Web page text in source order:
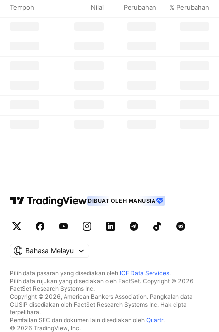
Tempoh Nilai Perubahan % Perubahan
DIBUAT OLEH MANUSIA
Bahasa Melayu
Pilih data pasaran yang disediakan oleh ICE Data Services.
Pilih data rujukan yang disediakan oleh FactSet. Copyright © 2026
FactSet Research Systems Inc.
Copyright © 2026, American Bankers Association. Pangkalan data
CUSIP disediakan oleh FactSet Research Systems Inc. Hak cipta
terpelihara.
Pemfailan SEC dan dokumen lain disediakan oleh Quartr.
© 2026 TradingView, Inc.